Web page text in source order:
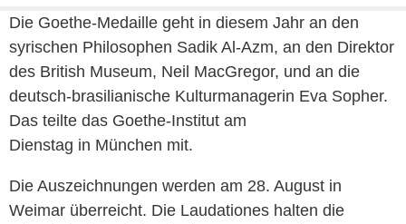
Die Goethe-Medaille geht in diesem Jahr an den
syrischen Philosophen Sadik Al-Azm, an den Direktor
des British Museum, Neil MacGregor, und an die
deutsch-brasilianische Kulturmanagerin Eva Sopher.
Das teilte das Goethe-Institut am
Dienstag in München mit.
Die Auszeichnungen werden am 28. August in
Weimar überreicht. Die Laudationes halten die